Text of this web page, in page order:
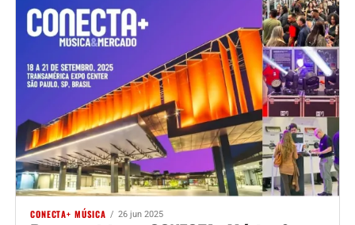
CONECTA+ MÚSICA 26 jun 2025